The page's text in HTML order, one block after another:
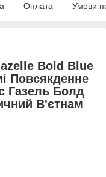
Оплата Умови
Bold Blue
Повсякденне
Газель Болд
В'єтнам